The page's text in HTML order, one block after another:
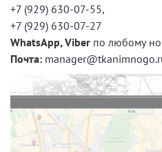
+7 (929) 630-07-55,
+7 (929) 630-07-27
WhatsApp, Viber по любому
Почта: